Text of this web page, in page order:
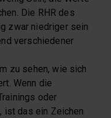
Die RHR des
zwar niedriger sein
verschiedener
zu sehen, wie sich
Wenn die
oder
ist das ein Zeichen